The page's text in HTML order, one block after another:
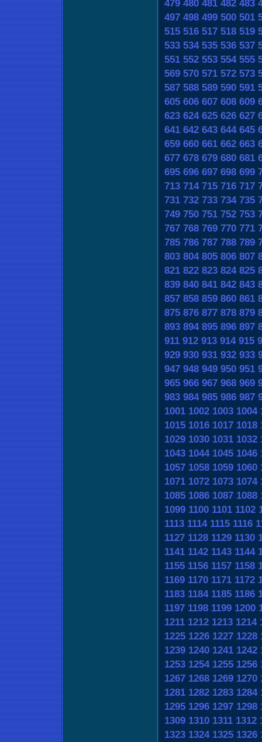
479 480 481 482 483
497 498 499 500 501
515 516 517 518 519
533 534 535 536 537
551 552 553 554 555
569 570 571 572 573
587 588 589 590 591
605 606 607 608 609
623 624 625 626 627
641 642 643 644 645
659 660 661 662 663
677 678 679 680 681
695 696 697 698 699
713 714 715 716 717
731 732 733 734 735
749 750 751 752 753
767 768 769 770 771
785 786 787 788 789
803 804 805 806 807
821 822 823 824 825
839 840 841 842 843
857 858 859 860 861
875 876 877 878 879
893 894 895 896 897
911 912 913 914 915
929 930 931 932 933
947 948 949 950 951
965 966 967 968 969
983 984 985 986 987
1001 1002 1003 1004
1015 1016 1017 1018
1029 1030 1031 1032
1043 1044 1045 1046
1057 1058 1059 1060
1071 1072 1073 1074
1085 1086 1087 1088
1099 1100 1101 1102
1113 1114 1115 1116
1127 1128 1129 1130
1141 1142 1143 1144
1155 1156 1157 1158
1169 1170 1171 1172
1183 1184 1185 1186
1197 1198 1199 1200
1211 1212 1213 1214
1225 1226 1227 1228
1239 1240 1241 1242
1253 1254 1255 1256
1267 1268 1269 1270
1281 1282 1283 1284
1295 1296 1297 1298
1309 1310 1311 1312
1323 1324 1325 1326